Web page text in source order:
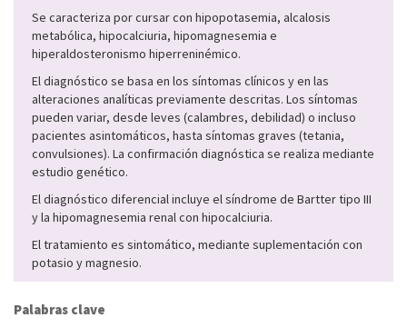
Se caracteriza por cursar con hipopotasemia, alcalosis
metabólica, hipocalciuria, hipomagnesemia e
hiperaldosteronismo hiperreninémico.
El diagnóstico se basa en los síntomas clínicos y en las
alteraciones analíticas previamente descritas. Los síntomas
pueden variar, desde leves (calambres, debilidad) o incluso
pacientes asintomáticos, hasta síntomas graves (tetania,
convulsiones). La confirmación diagnóstica se realiza mediante
estudio genético.
El diagnóstico diferencial incluye el síndrome de Bartter tipo III
y la hipomagnesemia renal con hipocalciuria.
El tratamiento es sintomático, mediante suplementación con
potasio y magnesio.
Palabras clave